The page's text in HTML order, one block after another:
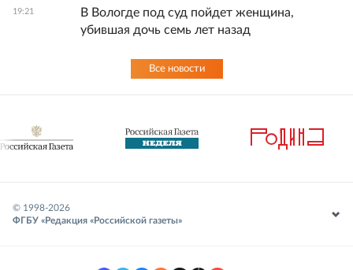
19:21
В Вологде под суд пойдет женщина,
убившая дочь семь лет назад
Все новости
© 1998-2026
ФГБУ «Редакция «Российской газеты»